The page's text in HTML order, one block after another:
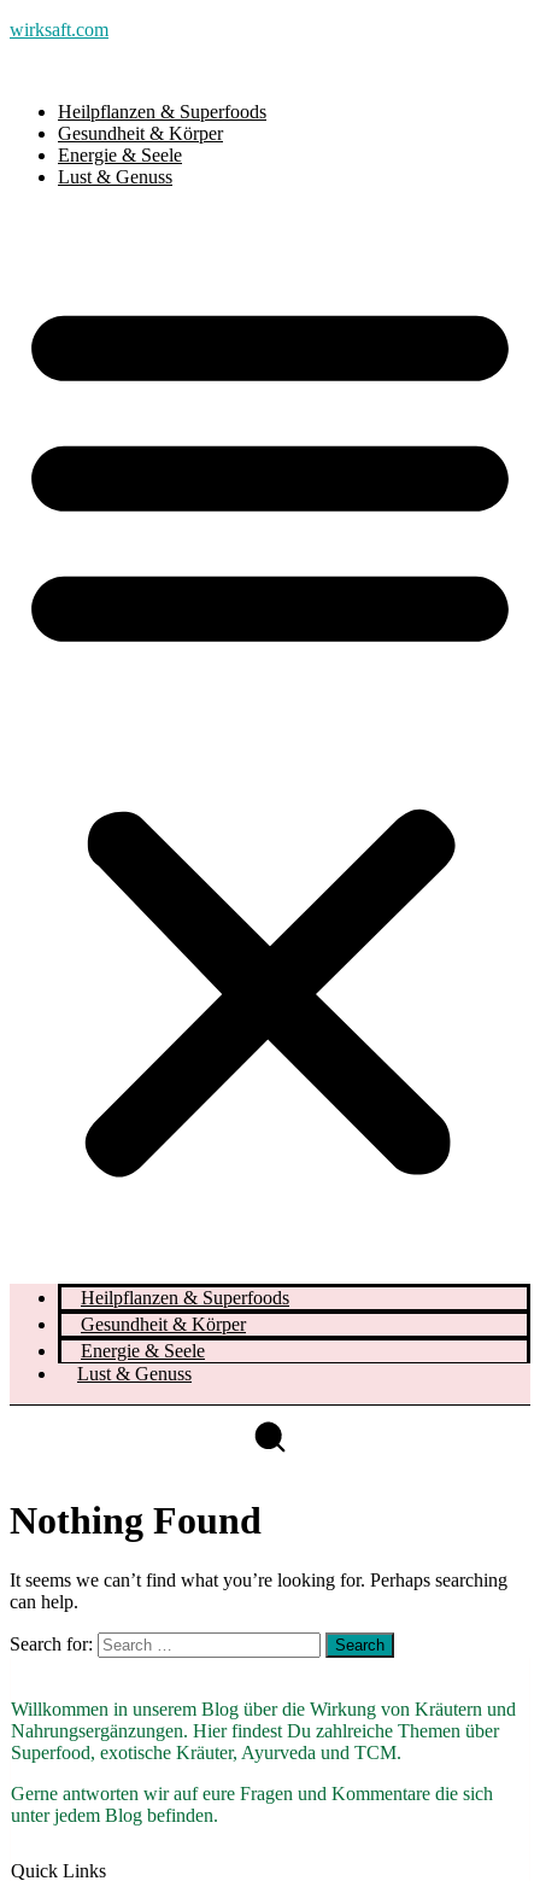
wirksaft.com
Heilpflanzen & Superfoods
Gesundheit & Körper
Energie & Seele
Lust & Genuss
Heilpflanzen & Superfoods
Gesundheit & Körper
Energie & Seele
Lust & Genuss
Nothing Found
It seems we can’t find what you’re looking for. Perhaps searching
can help.
Search for:
Willkommen in unserem Blog über die Wirkung von Kräutern und
Nahrungsergänzungen. Hier findest Du zahlreiche Themen über
Superfood, exotische Kräuter, Ayurveda und TCM.
Gerne antworten wir auf eure Fragen und Kommentare die sich
unter jedem Blog befinden.
Quick Links